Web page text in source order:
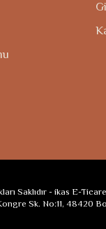
Saklıdır - ikas E-
Sk. No:11, 48420